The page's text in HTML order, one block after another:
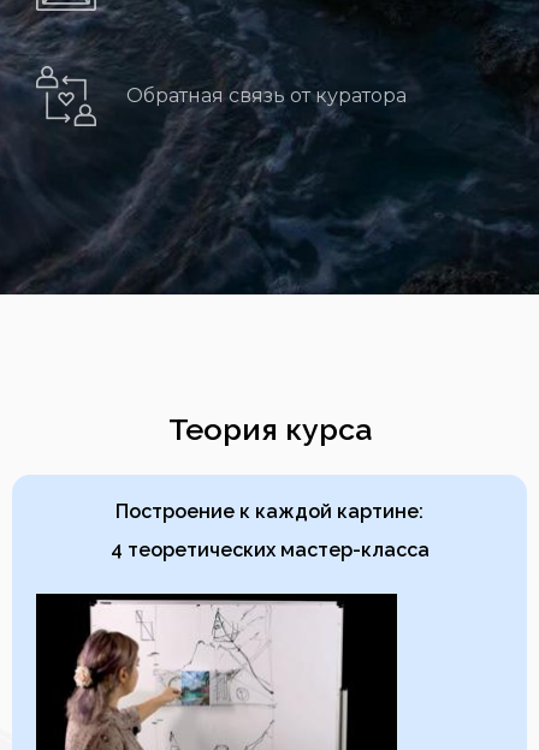
Обратная связь от куратора
Теория курса
Построение к каждой картине:
4 теоретических мастер-класса